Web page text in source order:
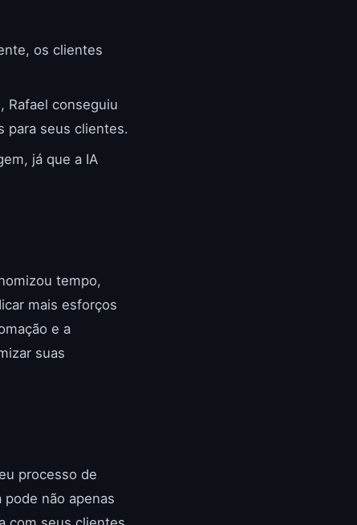
os clientes
Rafael conseguiu
para seus clientes.
já que a IA
tempo,
mais esforços
e a
suas
processo de
não apenas